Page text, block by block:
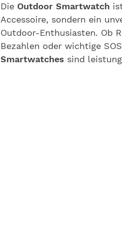
Die Outdoor Smartwatch
Accessoire, sondern ein
Outdoor-Enthusiasten. Ob
Bezahlen oder wichtige
Smartwatches sind